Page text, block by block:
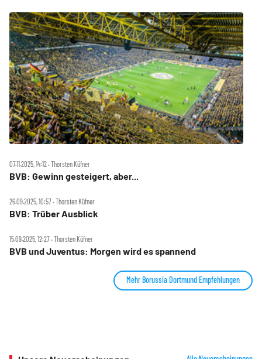
07.11.2025, 14:12 ‧ Thorsten Küfner
BVB: Gewinn gesteigert, aber...
26.09.2025, 10:57 ‧ Thorsten Küfner
BVB: Trüber Ausblick
15.09.2025, 12:27 ‧ Thorsten Küfner
BVB und Juventus: Morgen wird es spannend
Mehr Borussia Dortmund Empfehlungen